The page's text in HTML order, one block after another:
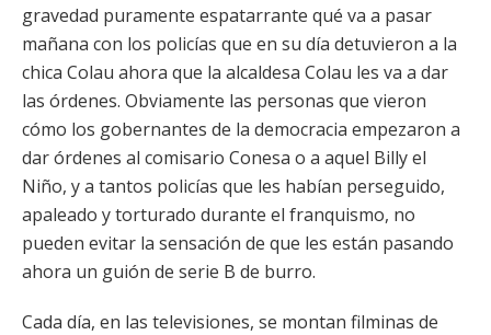
gravedad puramente espatarrante qué va a pasar
mañana con los policías que en su día detuvieron a la
chica Colau ahora que la alcaldesa Colau les va a dar
las órdenes. Obviamente las personas que vieron
cómo los gobernantes de la democracia empezaron a
dar órdenes al comisario Conesa o a aquel Billy el
Niño, y a tantos policías que les habían perseguido,
apaleado y torturado durante el franquismo, no
pueden evitar la sensación de que les están pasando
ahora un guión de serie B de burro.
Cada día, en las televisiones, se montan filminas de